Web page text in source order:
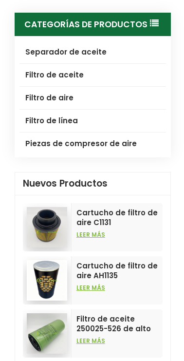
CATEGORÍAS DE PRODUCTOS
Separador de aceite
Filtro de aceite
Filtro de aire
Filtro de línea
Piezas de compresor de aire
Nuevos Productos
Cartucho de filtro de
aire C1131
personalizable para
de compresores de
aire.
LEER MÁS
Cartucho de filtro de
aire AH1135
personalizable para
de compresores de
aire.
LEER MÁS
Filtro de aceite
250025-526 de alto
rendimiento,
LEER MÁS